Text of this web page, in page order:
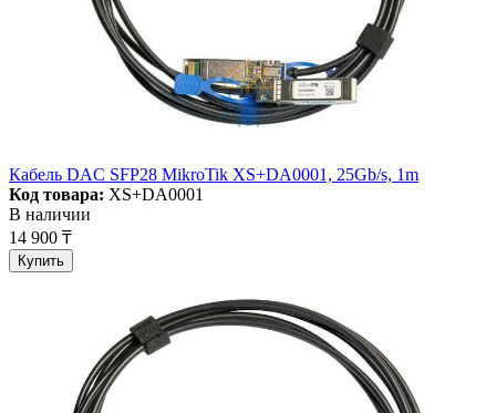
Кабель DAC SFP28 MikroTik XS+DA0001, 25Gb/s, 1m
Код товара: XS+DA0001
В наличии
14 900 ₸
Купить